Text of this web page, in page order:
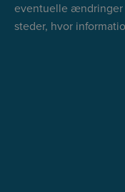
eventuelle ændringer
steder, hvor